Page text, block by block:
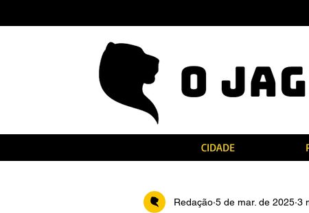
CIDADE
Redação 5 de mar. de 2025 3